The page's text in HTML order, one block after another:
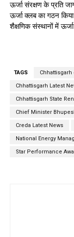
ऊर्जा संरक्षण के प्रति
ऊर्जा क्लब का गठन
शैक्षणिक संस्थानों में
TAGS Chhattisgarh
Chhattisgarh Latest
Chhattisgarh State
Chief Minister
Creda Latest News
National Energy
Star Performance